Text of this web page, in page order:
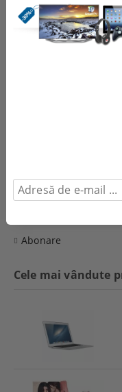
Abonare
Cele mai vândute